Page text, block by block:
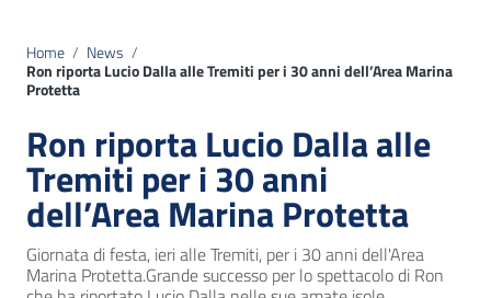
Home / News /
Ron riporta Lucio Dalla alle Tremiti per i 30 anni dell’Area Marina
Protetta
Ron riporta Lucio Dalla alle
Tremiti per i 30 anni
dell’Area Marina Protetta
Giornata di festa, ieri alle Tremiti, per i 30 anni dell'Area
Marina Protetta.Grande successo per lo spettacolo di Ron